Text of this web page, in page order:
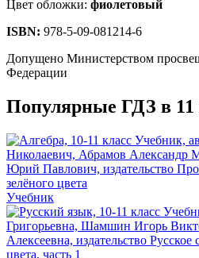
Цвет обложки: фиолетовый
ISBN: 978-5-09-081214-6
Допущено Министерством
Федерации
Популярные ГДЗ в 11
Учебник